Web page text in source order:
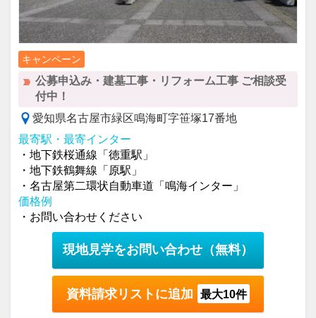
キャンペーン
公募申込み・建墓工事・リフォーム工事 ご相談受
付中！
愛知県名古屋市緑区鳴海町字笹塚17番地
最寄駅・最寄インター
・地下鉄桜通線「徳重駅」
・地下鉄鶴舞線「原駅」
・名古屋第二環状自動車道「鳴海インター」
価格例
・お問い合わせください
現地見学をお問い合わせ （無料）
資料請求リストに追加 最大10件